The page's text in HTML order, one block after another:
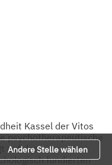
Kassel der Vitos
psychotherapeutische
auf der
fundierten
Andere Stelle wählen